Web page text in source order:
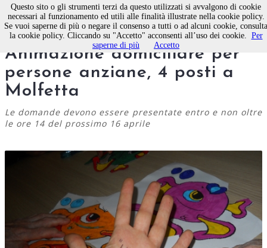
Servizio civile nazionale e
Animazione domiciliare per
persone anziane, 4 posti a
Molfetta
Le domande devono essere presentate entro e non oltre
le ore 14 del prossimo 16 aprile
Questo sito o gli strumenti terzi da questo utilizzati si avvalgono di cookie
necessari al funzionamento ed utili alle finalità illustrate nella cookie policy.
Se vuoi saperne di più o negare il consenso a tutti o ad alcuni cookie, consulta
la cookie policy. Cliccando su "Accetto" acconsenti all’uso dei cookie. Per
saperne di più
Accetto